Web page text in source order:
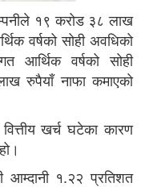
१९ करोड ३८ लाख
वर्षको सोही अवधिको
आर्थिक वर्षको सोही
रुपैयाँ नाफा कमाएको
खर्च घटेका कारण
आम्दानी १.२२ प्रतिशत